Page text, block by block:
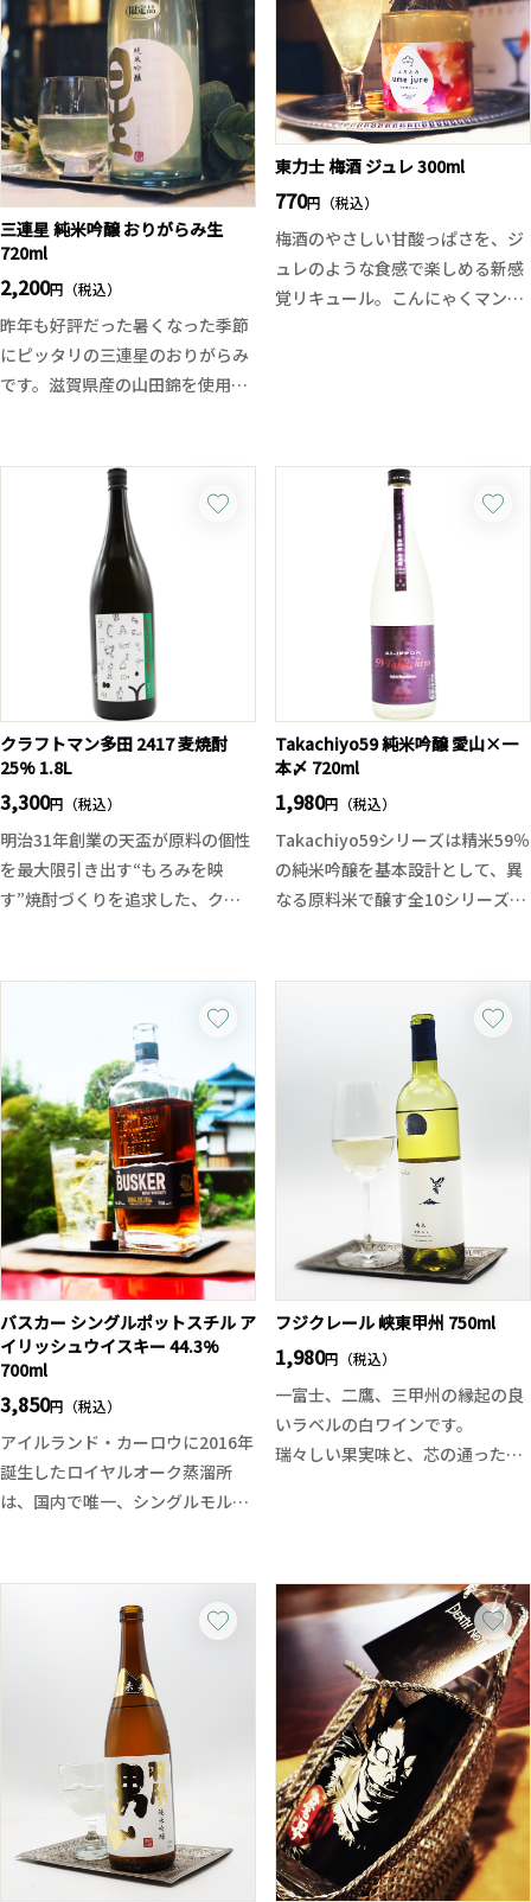
三連星 純米吟醸 おりがらみ生
720ml
2,200円（税込）
昨年も好評だった暑くなった季節
にピッタリの三連星のおりがらみ
です。滋賀県産の山田錦を使用し
感、滓が絡むと程良いコクと米の
旨味が顔を覗かせます。飲み応え
がありつつも甘味と酸味のバラン
ス感が良く暑い夏の日にはお勧め
の一本です。
東力士 梅酒 ジュレ 300ml
770円（税込）
梅酒のやさしい甘酸っぱさを、ジ
ュレのような食感で楽しめる新感
覚リキュール。こんにゃくマンナ
酒が苦手な方にもおすすめです。
そのまま冷やしてストレートで楽
しむのはもちろん、ヨーグルトや
アイスにかければ大人のデザート
としてもおすすめ！
食後にゆったり楽しみたくなる、
酒蔵仕込みの癒し系リキュールで
クラフトマン多田 2417 麦焼酎
25% 1.8L
3,300円（税込）
明治31年創業の天盃が原料の個性
を最大限引き出す“もろみを映
す”焼酎づくりを追求した、クラ
み。天盃五代目・多田氏が「これ
までとは少し異なる特別な酒質を
届けたい」という想いで、父から
受け継いだ技術と自身の感性を融
合させ、全体設計を一新。
大麦の上品な香ばしさ、ふくよか
な旨味に加え、引き締まったキレ
が美しく、食中に寄り添いながら
も、一杯で“焼酎の新しい表情”を
感じられる仕上がりです。
余韻には柔らかな甘みと穀物のミ
ネラル感が心地よく、どんな料理
とも調和する万能性を備えていま
す。麦焼酎の未来と可能性を体現
した、まさにアーティスティック
な一本に仕上がっております。
Takachiyo59 純米吟醸 愛山×一
本〆 720ml
1,980円（税込）
Takachiyo59シリーズは精米59％
の純米吟醸を基本設計として、異
なる原料米で醸す全10シリーズの
吟醸香と上品な酒質で、酸味・甘
味のバランスが良い食前、食中酒
今回は二つの酒米がタッグを組ん
で登場！希少米とされている「愛
山」と新潟の酒米で高千代酒造が
十八番の「一本〆」を使用。南国
系の果実を彷彿とさせる華やかで
明るくなるような香り、飲み口も
綺麗でサラーっとまるでシルクの
ような口当たり。そして濃醇な米
の旨味と甘味が一気に広がり、鮮
やかに開いていきます。そして後
味はしっかりとキレていき、品の
ある余韻だけ残ります。ガッツリ
とした旨味と流れるようなキレ
味。力強くもしなやかで、ダレた
バスカー シングルポットスチル ア
イリッシュウイスキー 44.3%
700ml
3,850円（税込）
アイルランド・カーロウに2016年
誕生したロイヤルオーク蒸溜所
は、国内で唯一、シングルモルト
蒸溜所。本作はその中核、「バス
カー・ブレンド」の構成原酒でも
あるシングルポットスチルに焦点
を当てた一本です。
原料は大麦麦芽と未発芽の大麦を
使用し、アイルランド伝統のポッ
トスチルで3回蒸溜。熟成にはバ
ーボン樽とシェリー樽を使用し、
さらにイタリアの老舗ワイナリー
フローリオ社のマルサラワイン樽
フジクレール 峡東甲州 750ml
1,980円（税込）
一富士、二鷹、三甲州の縁起の良
いラベルの白ワインです。
瑞々しい果実味と、芯の通ったキ
グレープフルーツや温州ミカン、
白い花を思わせる香り。発酵後
は“オリ”と共に熟成させる「シュ
ール・リー製法」によって旨みと
奥行きを引き出した一本です。
野生酵母発酵、無補糖・無補酸に
よるピュアな醸造が、甲州ワイン
の魅力を最大限に表現していま
す。